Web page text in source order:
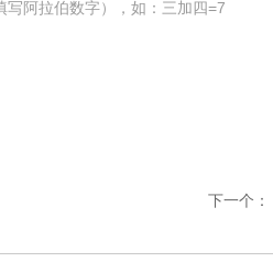
写阿拉伯数字），如：三加四=7
下一个：